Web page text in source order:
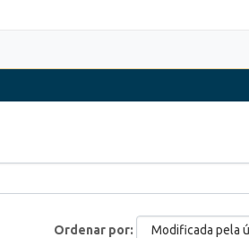
Ordenar por